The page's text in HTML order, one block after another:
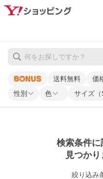
送料無料 価
性別
色 サイズ（
検索条件
見つか
絞り込み